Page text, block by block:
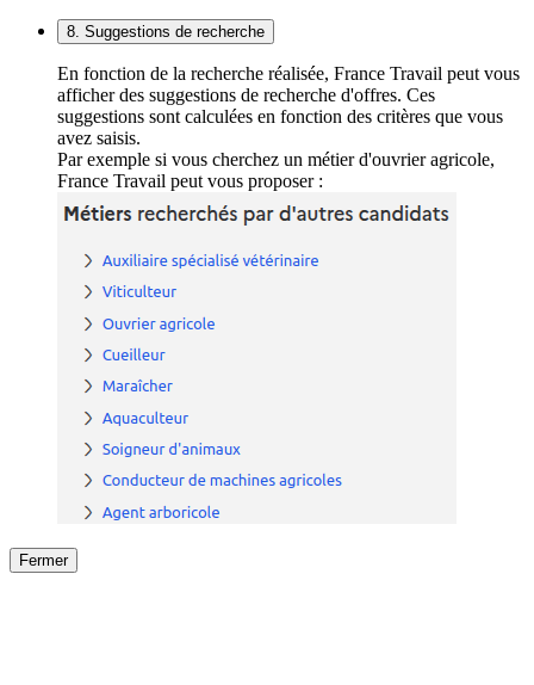
8. Suggestions de recherche
En fonction de la recherche réalisée, France Travail peut vous
afficher des suggestions de recherche d'offres. Ces
suggestions sont calculées en fonction des critères que vous
avez saisis.
Par exemple si vous cherchez un métier d'ouvrier agricole,
France Travail peut vous proposer :
Fermer